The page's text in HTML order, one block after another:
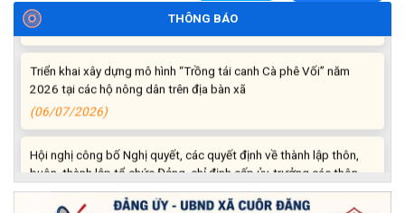
THÔNG BÁO
(24/07/2026)
2026 tại các hộ nông dân trên địa bàn xã
buôn, thành lập tổ chức Đảng, chỉ định cấp ủy, trưởng các thôn,
buôn, trưởng Ban công tác Mặt trận các thôn, buôn
(03/07/2026)